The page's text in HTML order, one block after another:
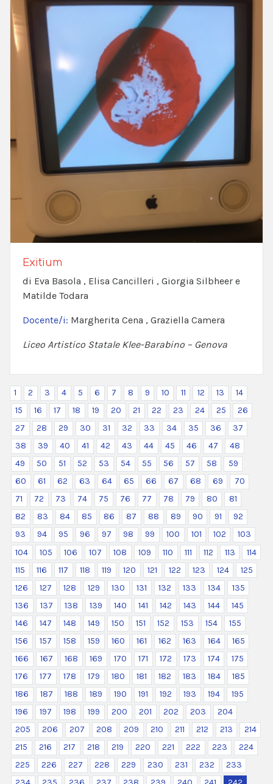
Exitium
di Eva Basola , Elisa Cancilleri , Giorgia Silbheer e
Matilde Todara
Docente/i: Margherita Cena , Graziella Camera
Liceo Artistico Statale Klee-Barabino – Genova
1 2 3 4 5 6 7 8 9 10 11 12 13
14
15
16 17 18 19 20 21 22 23 24 25
26
27
28 29 30 31 32 33 34 35 36
37
38
39 40 41 42 43 44 45 46 47
48
49
50 51 52 53 54 55 56 57 58
59
60
61 62 63 64 65 66 67 68 69
70
71
72 73 74 75 76 77 78 79 80
81
82
83 84 85 86 87 88 89 90 91
92
93
94 95 96 97 98 99 100 101 102
103
104
105 106 107 108 109 110 111 112 113
114
115
116 117 118 119 120 121 122 123 124
125
126
127 128 129 130 131 132 133 134
135
136
137 138 139 140 141 142 143 144
145
146
147 148 149 150 151 152 153 154
155
156
157 158 159 160 161 162 163 164
165
166
167 168 169 170 171 172 173 174
175
176
177 178 179 180 181 182 183 184
185
186
187 188 189 190 191 192 193 194
195
196
197 198 199 200 201 202 203
204
205
206 207 208 209 210 211 212 213
214
215
216 217 218 219 220 221 222 223
224
225
226 227 228 229 230 231 232
233